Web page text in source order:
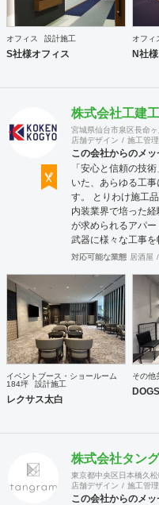
オフィス 設計施工
S社様オフィス
オフィ
N社
株式会社工建
宮城県仙台市泉区長命
店舗デザイン
施工管理
この会社からのメッ
「安心と信頼の技
いた、あらゆる工
す。 とりわけ施工
内装業界で培った
が求められるアパ
武器に様々な工事
きな特徴です。
対応可能な業態 居酒屋
イベントブース・ショールーム
184坪
設計施工
レクサス太白
その他
株式会社タン
東京都中央区日本橋久
店舗デザイン
施工管理
この会社からのメッ